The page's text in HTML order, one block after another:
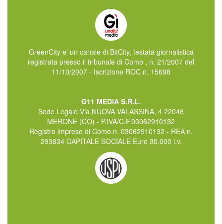
GreenCity e' un canale di BitCity, testata giornalistica
registrata presso il tribunale di Como , n. 21/2007 del
11/10/2007 - Iscrizione ROC n. 15698
G11 MEDIA S.R.L.
Sede Legale Via NUOVA VALASSINA, 4 22046
MERONE (CO) - P.IVA/C.F.03062910132
Registro imprese di Como n. 03062910132 - REA n.
293834 CAPITALE SOCIALE Euro 30.000 i.v.